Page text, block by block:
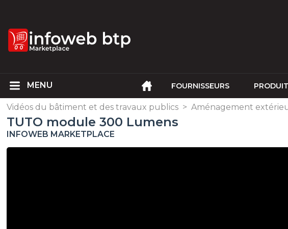
FOURNISSEURS
Vidéos du bâtiment et des travaux publics > Aménagement
TUTO module 300 Lumens
INFOWEB MARKETPLACE